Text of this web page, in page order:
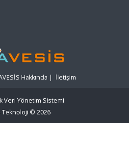
Hakkında | İletişim
Veri Yönetim Sistemi
Teknoloji © 2026